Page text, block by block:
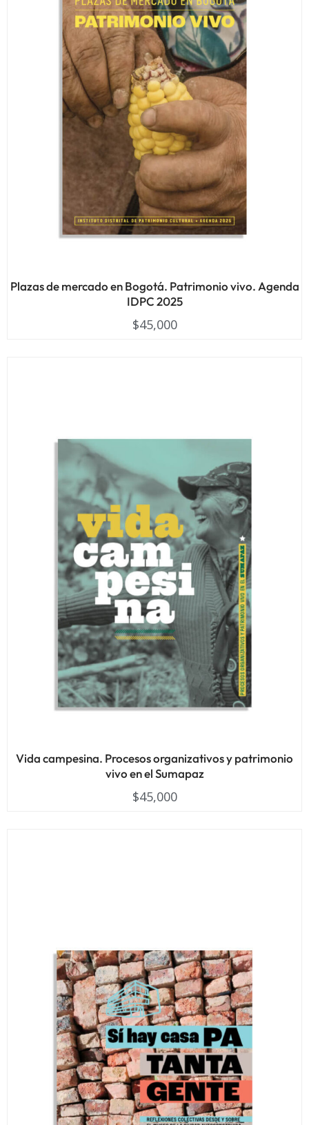
Plazas de mercado en Bogotá. Patrimonio vivo. Agenda
IDPC 2025
$45,000
Vida campesina. Procesos organizativos y patrimonio
vivo en el Sumapaz
$45,000